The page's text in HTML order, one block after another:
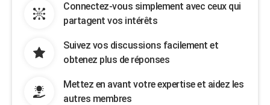
Connectez-vous simplement avec ceux qui
partagent vos intérêts
Suivez vos discussions facilement et
obtenez plus de réponses
Mettez en avant votre expertise et aidez les
autres membres